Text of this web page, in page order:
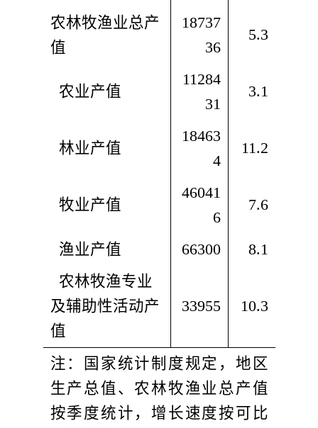
农林牧渔业总产
值
18737
36
5.3
农业产值
11284
31
3.1
林业产值
18463
4
11.2
牧业产值
46041
6
7.6
渔业产值 66300
8.1
及辅助性活动产
值
33955 10.3
注：国家统计制度规定，地区
生产总值、农林牧渔业总产值
按季度统计，增长速度按可比